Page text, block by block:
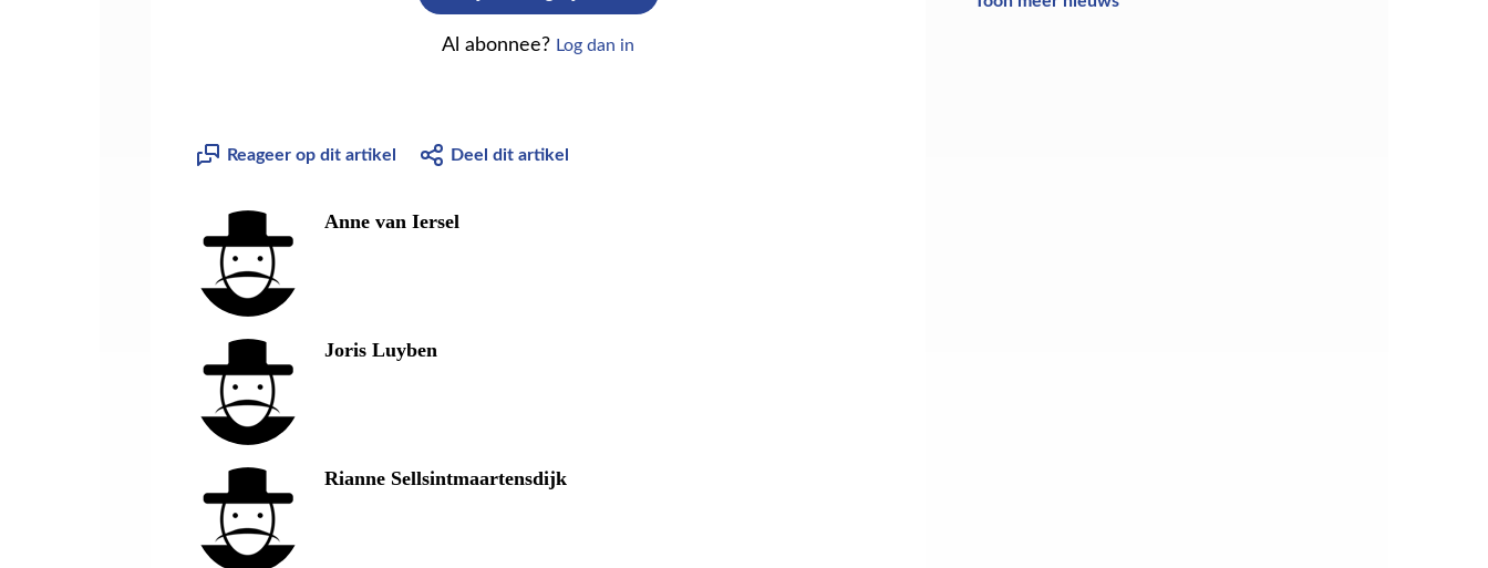
Al abonnee? Log dan in
Reageer op dit artikel Deel dit artikel
Anne van Iersel
Joris Luyben
Rianne Sellsintmaartensdijk